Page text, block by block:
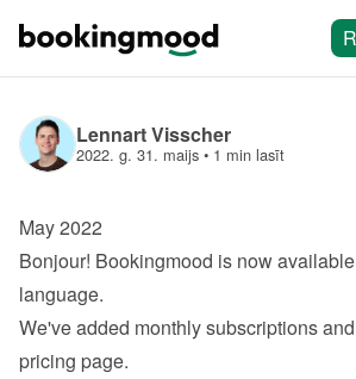
Lennart Visscher
2022. g. 31. maijs • 1 min lasīt
May 2022
Bonjour! Bookingmood is now
language.
pricing page.